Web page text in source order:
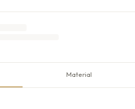
Material